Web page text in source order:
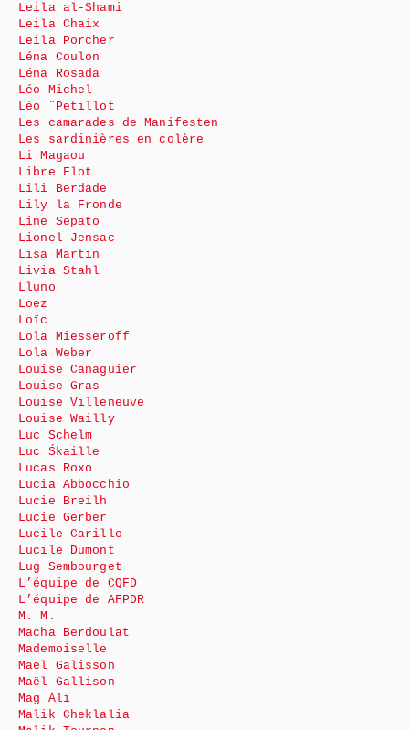
Leila al-Shami
Leila Chaix
Leila Porcher
Léna Coulon
Léna Rosada
Léo Michel
Léo ¨Petillot
Les camarades de Manifesten
Les sardinières en colère
Li Magaou
Libre Flot
Lili Berdade
Lily la Fronde
Line Sepato
Lionel Jensac
Lisa Martin
Livia Stahl
Lluno
Loez
Loïc
Lola Miesseroff
Lola Weber
Louise Canaguier
Louise Gras
Louise Villeneuve
Louise Wailly
Luc Schelm
Luc Śkaille
Lucas Roxo
Lucia Abbocchio
Lucie Breilh
Lucie Gerber
Lucile Carillo
Lucile Dumont
Lug Sembourget
L’équipe de CQFD
L’équipe de AFPDR
M. M.
Macha Berdoulat
Mademoiselle
Maël Galisson
Maël Gallison
Mag Ali
Malik Cheklalia